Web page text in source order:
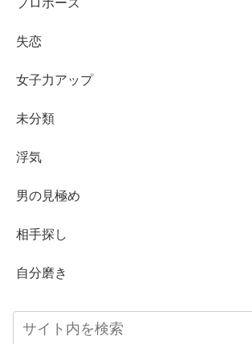
プロポーズ
失恋
女子力アップ
未分類
浮気
男の見極め
相手探し
自分磨き